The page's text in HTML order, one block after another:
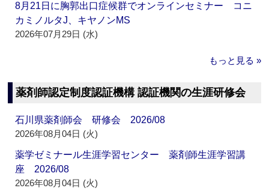
8月21日に胸郭出口症候群でオンラインセミナー コニ
カミノルタJ、キヤノンMS
2026年07月29日 (水)
もっと見る »
薬剤師認定制度認証機構 認証機関の生涯研修会
石川県薬剤師会 研修会 2026/08
2026年08月04日 (火)
薬学ゼミナール生涯学習センター 薬剤師生涯学習講
座 2026/08
2026年08月04日 (火)